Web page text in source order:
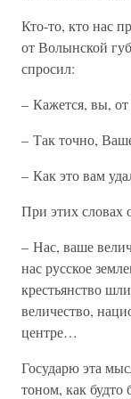
Кто-то, кто нас
от Волынской
спросил:
– Кажется, вы,
– Так точно,
– Как это вам
При этих словах
– Нас, ваше
нас русское
крестьянство
величество,
центре…
Государю эта
тоном, как будто